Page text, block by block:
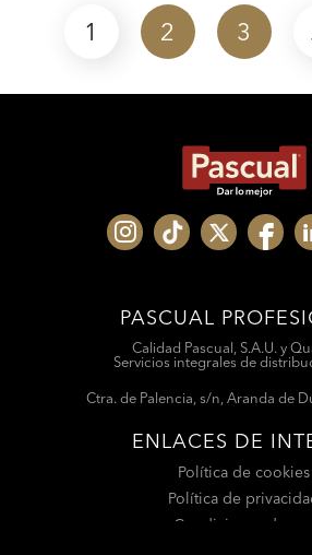
1 2 3
PASCUAL
Calidad Pascual, S.A.U. y
Servicios integrales de
Ctra. de Palencia, s/n, Aranda de
ENLACES DE
Política de cookies
Política de
Condiciones de uso